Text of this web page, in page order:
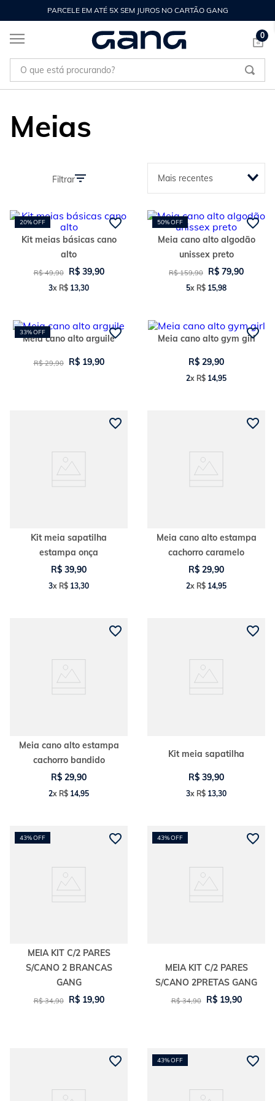
PARCELE EM ATÉ 5X SEM JUROS NO CARTÃO GANG
0
O que está procurando?
Meias
Filtrar Mais recentes
20%OFF
Kit meias básicas cano
alto
R$ 49,90 R$ 39,90
3x R$ 13,30
50%OFF
Meia cano alto algodão
unissex preto
R$ 159,90 R$ 79,90
5x R$ 15,98
33%OFF
Meia cano alto arguile
R$ 29,90 R$ 19,90
Meia cano alto gym girl
R$ 29,90
2x R$ 14,95
Kit meia sapatilha
estampa onça
R$ 39,90
3x R$ 13,30
Meia cano alto estampa
cachorro caramelo
R$ 29,90
2x R$ 14,95
Meia cano alto estampa
cachorro bandido
R$ 29,90
2x R$ 14,95
Kit meia sapatilha
R$ 39,90
3x R$ 13,30
43%OFF
MEIA KIT C/2 PARES
S/CANO 2 BRANCAS
GANG
R$ 34,90 R$ 19,90
43%OFF
MEIA KIT C/2 PARES
S/CANO 2PRETAS GANG
R$ 34,90 R$ 19,90
43%OFF